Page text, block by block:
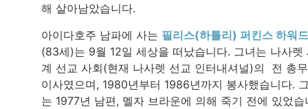
해 살아남았습니다.
아이다호주 남파에 사는 필리스(하틀리) 퍼킨스 하워드
(83세)는 9월 12일 세상을 떠났습니다. 그녀는 나사렛
계 선교 사회(현재 나사렛 선교 인터내셔널)의 전 총무
이사였으며, 1980년부터 1986년까지 봉사했습니다.
는 1977년 남편, 멜자 브라운에 의해 죽기 전에 있었습